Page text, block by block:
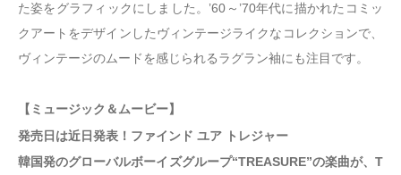
た姿をグラフィックにしました。’60～’70年代に描かれたコミッ
クアートをデザインしたヴィンテージライクなコレクションで、
ヴィンテージのムードを感じられるラグラン袖にも注目です。
【ミュージック＆ムービー】
発売日は近日発表！ファインド ユア トレジャー
韓国発のグローバルボーイズグループ“TREASURE”の楽曲が、T